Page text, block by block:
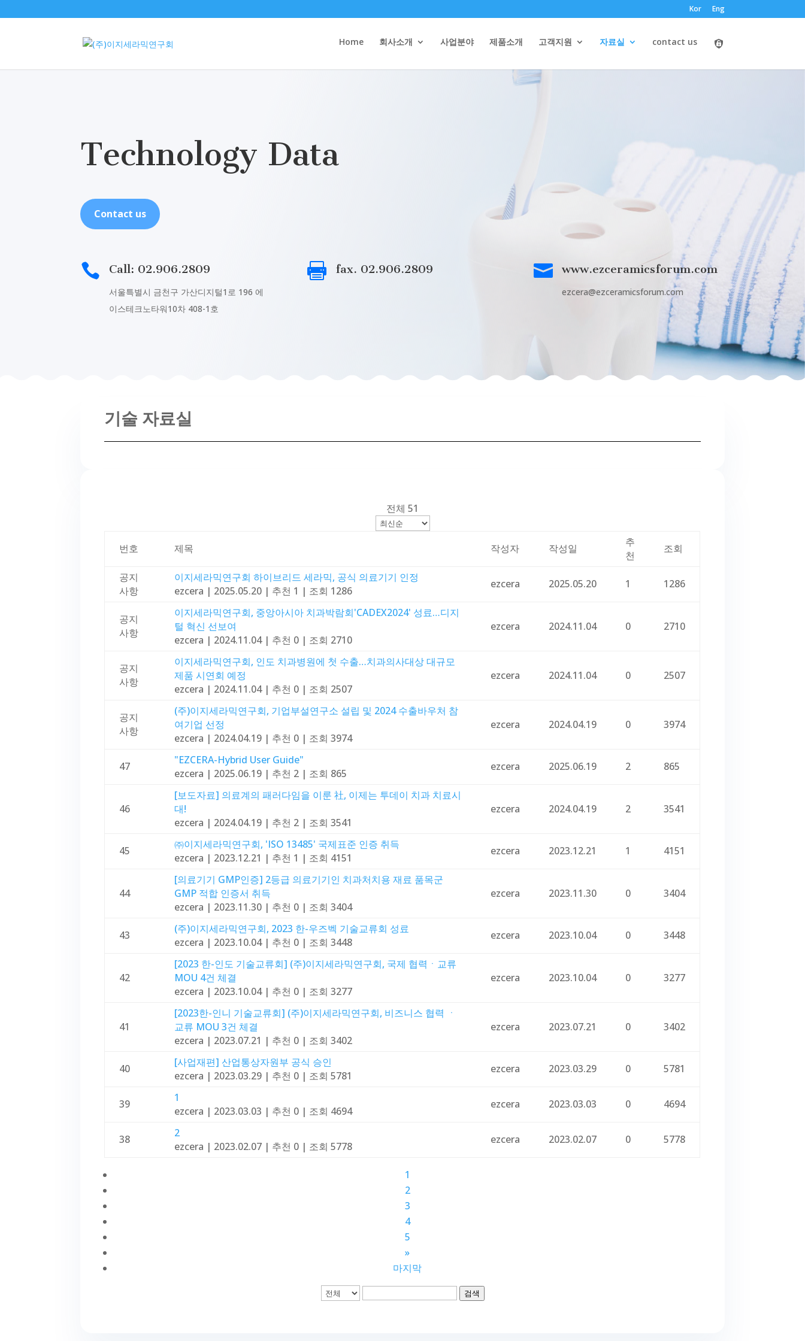
Kor Eng
Home 회사소개 사업분야 제품소개 고객지원 자료실 contact us
Technology Data
Contact us
 Call: 02.906.2809
서울특별시 금천구 가산디지털1로 196 에
이스테크노타워10차 408-1호
 fax. 02.906.2809  www.ezceramicsforum.com
ezcera@ezceramicsforum.com
기술 자료실
전체 51
번호 제목 작성자 작성일
추
천
조회
공지
사항
이지세라믹연구회 하이브리드 세라믹, 공식 의료기기 인정
ezcera | 2025.05.20 | 추천 1 | 조회 1286
ezcera 2025.05.20 1 1286
공지
사항
이지세라믹연구회, 중앙아시아 치과박람회'CADEX2024' 성료…디지
털 혁신 선보여
ezcera | 2024.11.04 | 추천 0 | 조회 2710
ezcera 2024.11.04 0 2710
공지
사항
이지세라믹연구회, 인도 치과병원에 첫 수출…치과의사대상 대규모
제품 시연회 예정
ezcera | 2024.11.04 | 추천 0 | 조회 2507
ezcera 2024.11.04 0 2507
공지
사항
(주)이지세라믹연구회, 기업부설연구소 설립 및 2024 수출바우처 참
여기업 선정
ezcera | 2024.04.19 | 추천 0 | 조회 3974
ezcera 2024.04.19 0 3974
47
"EZCERA-Hybrid User Guide"
ezcera | 2025.06.19 | 추천 2 | 조회 865
ezcera 2025.06.19 2 865
46
[보도자료] 의료계의 패러다임을 이룬 社, 이제는 투데이 치과 치료시
대!
ezcera | 2024.04.19 | 추천 2 | 조회 3541
ezcera 2024.04.19 2 3541
45
㈜이지세라믹연구회, 'ISO 13485' 국제표준 인증 취득
ezcera | 2023.12.21 | 추천 1 | 조회 4151
ezcera 2023.12.21 1 4151
44
[의료기기 GMP인증] 2등급 의료기기인 치과처치용 재료 품목군
GMP 적합 인증서 취득
ezcera | 2023.11.30 | 추천 0 | 조회 3404
ezcera 2023.11.30 0 3404
43
(주)이지세라믹연구회, 2023 한-우즈벡 기술교류회 성료
ezcera | 2023.10.04 | 추천 0 | 조회 3448
ezcera 2023.10.04 0 3448
42
[2023 한-인도 기술교류회] (주)이지세라믹연구회, 국제 협력ㆍ교류
MOU 4건 체결
ezcera | 2023.10.04 | 추천 0 | 조회 3277
ezcera 2023.10.04 0 3277
41
[2023한-인니 기술교류회] (주)이지세라믹연구회, 비즈니스 협력 ㆍ
교류 MOU 3건 체결
ezcera | 2023.07.21 | 추천 0 | 조회 3402
ezcera 2023.07.21 0 3402
40
[사업재편] 산업통상자원부 공식 승인
ezcera | 2023.03.29 | 추천 0 | 조회 5781
ezcera 2023.03.29 0 5781
39
1
ezcera | 2023.03.03 | 추천 0 | 조회 4694
ezcera 2023.03.03 0 4694
38
2
ezcera | 2023.02.07 | 추천 0 | 조회 5778
ezcera 2023.02.07 0 5778
1
2
3
4
5
»
마지막
검색